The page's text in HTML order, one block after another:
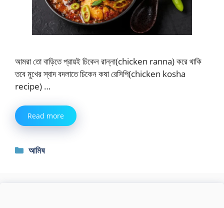
আমরা তো বাড়িতে প্রায়ই চিকেন রান্না(chicken ranna) করে থাকি
তবে মুখের স্বাদ বদলাতে চিকেন কষা রেসিপি(chicken kosha
recipe) …
Read more
Categories
আমিষ